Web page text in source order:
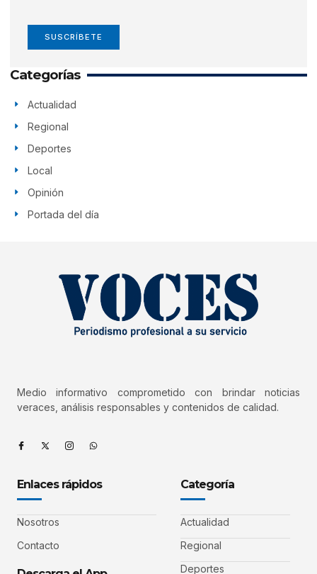
SUSCRÍBETE
Categorías
Actualidad
Regional
Deportes
Local
Opinión
Portada del día
Medio informativo comprometido con brindar noticias
veraces, análisis responsables y contenidos de calidad.
Enlaces rápidos
Nosotros
Contacto
Categoría
Actualidad
Regional
Deportes